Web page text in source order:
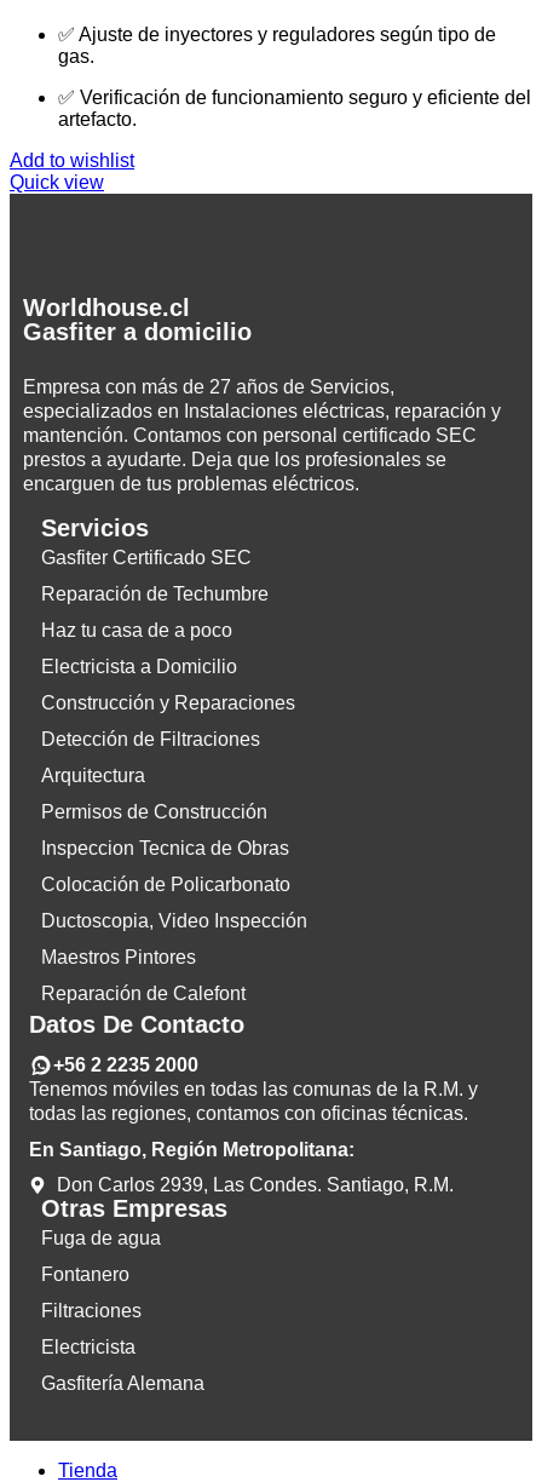
✅ Ajuste de inyectores y reguladores según tipo de
gas.
✅ Verificación de funcionamiento seguro y eficiente del
artefacto.
Add to wishlist
Quick view
Worldhouse.cl
Gasfiter a domicilio
Empresa con más de 27 años de Servicios,
especializados en Instalaciones eléctricas, reparación y
mantención. Contamos con personal certificado SEC
prestos a ayudarte. Deja que los profesionales se
encarguen de tus problemas eléctricos.
Servicios
Gasfiter Certificado SEC
Reparación de Techumbre
Haz tu casa de a poco
Electricista a Domicilio
Construcción y Reparaciones
Detección de Filtraciones
Arquitectura
Permisos de Construcción
Inspeccion Tecnica de Obras
Colocación de Policarbonato
Ductoscopia, Video Inspección
Maestros Pintores
Reparación de Calefont
Datos De Contacto
+56 2 2235 2000
Tenemos móviles en todas las comunas de la R.M. y
todas las regiones, contamos con oficinas técnicas.
En Santiago, Región Metropolitana:
Don Carlos 2939, Las Condes. Santiago, R.M.
Otras Empresas
Fuga de agua
Fontanero
Filtraciones
Electricista
Gasfitería Alemana
Tienda